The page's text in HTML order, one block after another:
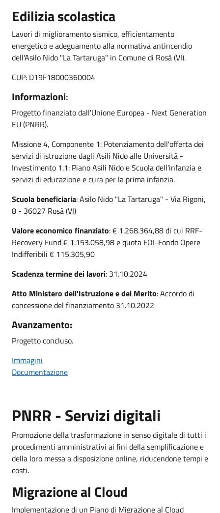
Edilizia scolastica
Lavori di miglioramento sismico, efficientamento
energetico e adeguamento alla normativa antincendio
dell'Asilo Nido "La Tartaruga" in Comune di Rosà (VI).
CUP: D19F18000360004
Informazioni:
Progetto finanziato dall'Unione Europea - Next Generation
EU (PNRR).
Missione 4, Componente 1: Potenziamento dell'offerta dei
servizi di istruzione dagli Asili Nido alle Università -
Investimento 1.1: Piano Asili Nido e Scuola dell'infanzia e
servizi di educazione e cura per la prima infanzia.
Scuola beneficiaria: Asilo Nido "La Tartaruga" - Via Rigoni,
8 - 36027 Rosà (VI)
Valore economico finanziato: € 1.268.364,88 di cui RRF-
Recovery Fund € 1.153.058,98 e quota FOI-Fondo Opere
Indifferibili € 115.305,90
Scadenza termine dei lavori: 31.10.2024
Atto Ministero dell'Istruzione e del Merito: Accordo di
concessione del finanziamento 31.10.2022
Avanzamento:
Progetto concluso.
Immagini
Documentazione
PNRR - Servizi digitali
Promozione della trasformazione in senso digitale di tutti i
procedimenti amministrativi ai fini della semplificazione e
della loro messa a disposizione online, riducendone tempi e
costi.
Migrazione al Cloud
Implementazione di un Piano di Migrazione al Cloud